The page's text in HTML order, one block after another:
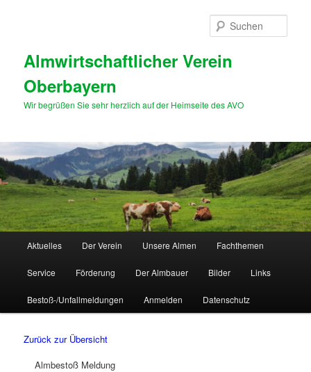
Almwirtschaftlicher Verein
Oberbayern
Wir begrüßen Sie sehr herzlich auf der Heimseite des AVO
Aktuelles Der Verein Unsere Almen Fachthemen
Service Förderung Der Almbauer Bilder Links
Bestoß-/Unfallmeldungen Anmelden Datenschutz
Zurück zur Übersicht
Almbestoß Meldung